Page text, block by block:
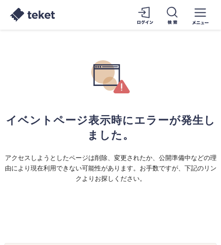
イベントページ表示時にエラーが発生し
ました。
アクセスしようとしたページは削除、変更されたか、公開準備中などの理
由により現在利用できない可能性があります。お手数ですが、下記のリン
クよりお探しください。